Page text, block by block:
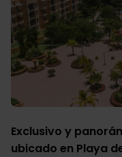
Exclusivo y
ubicado en Playa